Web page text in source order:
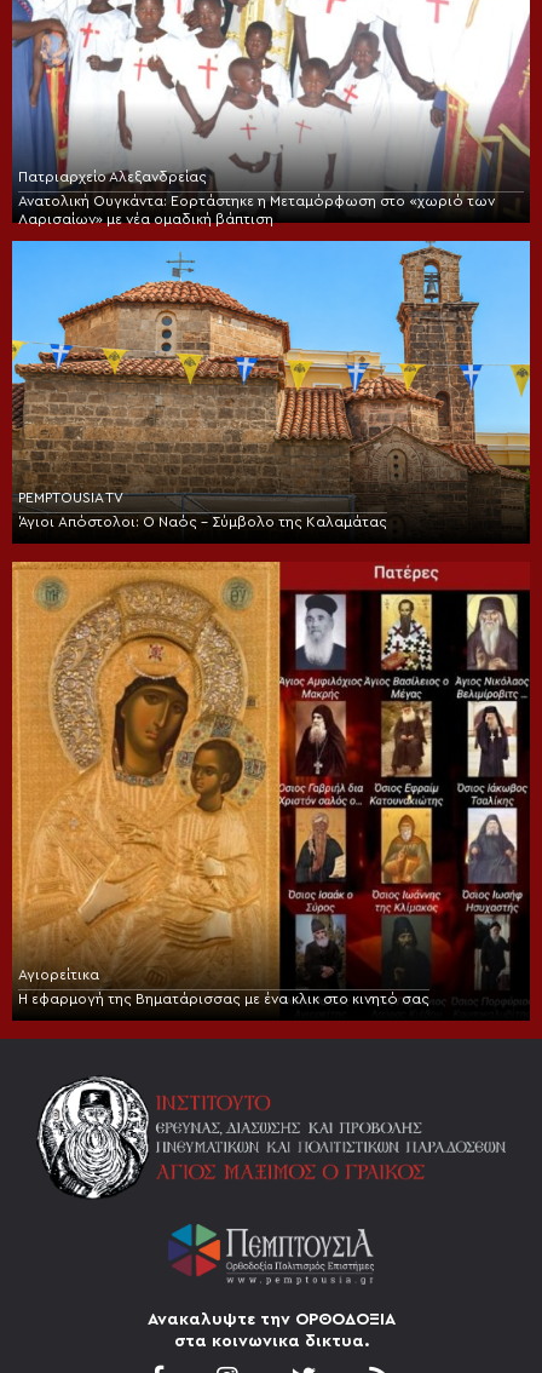
Πατριαρχείο Αλεξανδρείας
Ανατολική Ουγκάντα: Εορτάστηκε η Μεταμόρφωση στο «χωριό των
Λαρισαίων» με νέα ομαδική βάπτιση
PEMPTOUSIA TV
Άγιοι Απόστολοι: Ο Ναός – Σύμβολο της Καλαμάτας
Αγιορείτικα
Η εφαρμογή της Βηματάρισσας με ένα κλικ στο κινητό σας
Ανακαλυψτε την ΟΡΘΟΔΟΞΙΑ
στα κοινωνικα δικτυα.